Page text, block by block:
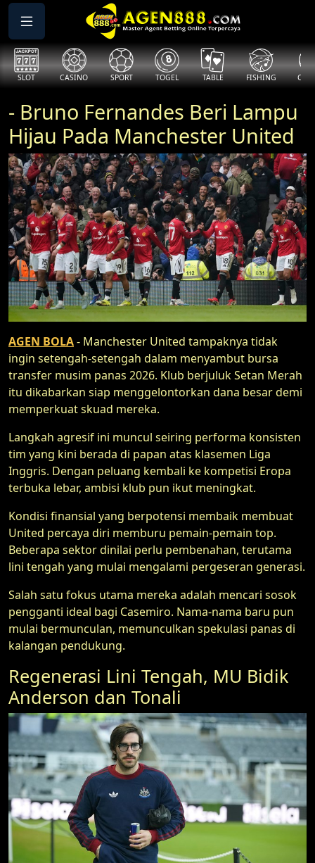
SLOT CASINO SPORT TOGEL TABLE FISHING
- Bruno Fernandes Beri Lampu
Hijau Pada Manchester United
AGEN BOLA- Manchester United tampaknya tidak
ingin setengah-setengah dalam menyambut bursa
transfer musim panas 2026. Klub berjuluk Setan Merah
itu dikabarkan siap menggelontorkan dana besar demi
memperkuat skuad mereka.
Langkah agresif ini muncul seiring performa konsisten
tim yang kini berada di papan atas klasemen Liga
Inggris. Dengan peluang kembali ke kompetisi Eropa
terbuka lebar, ambisi klub pun ikut meningkat.
Kondisi finansial yang berpotensi membaik membuat
United percaya diri memburu pemain-pemain top.
Beberapa sektor dinilai perlu pembenahan, terutama
lini tengah yang mulai mengalami pergeseran generasi.
Salah satu fokus utama mereka adalah mencari sosok
pengganti ideal bagi Casemiro. Nama-nama baru pun
mulai bermunculan, memunculkan spekulasi panas di
kalangan pendukung.
Regenerasi Lini Tengah, MU Bidik
Anderson dan Tonali